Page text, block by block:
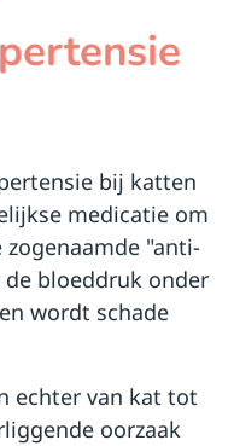
bij katten
medicatie om
"anti-
bloeddruk onder
wordt schade
echter van kat tot
oorzaak